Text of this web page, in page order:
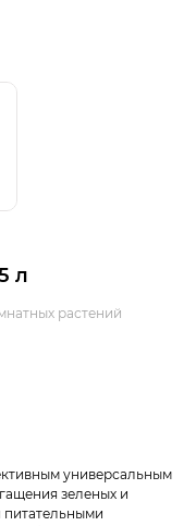
л
растений
универсальным
зеленых и